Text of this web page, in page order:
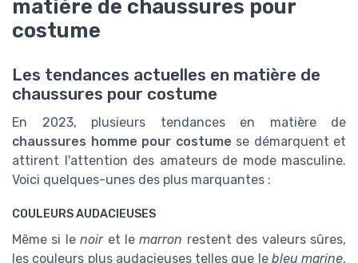
matière de chaussures pour
costume
Les tendances actuelles en matière de
chaussures pour costume
En 2023, plusieurs tendances en matière de
chaussures homme pour costume se démarquent et
attirent l'attention des amateurs de mode masculine.
Voici quelques-unes des plus marquantes :
COULEURS AUDACIEUSES
Même si lenoiret lemarron restent des valeurs sûres,
les couleurs plus audacieuses telles que le bleu marine,